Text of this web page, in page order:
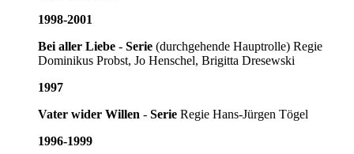
1998-2001
Bei aller Liebe - Serie (durchgehende Hauptrolle) Regie
Dominikus Probst, Jo Henschel, Brigitta Dresewski
1997
Vater wider Willen - Serie Regie Hans-Jürgen Tögel
1996-1999